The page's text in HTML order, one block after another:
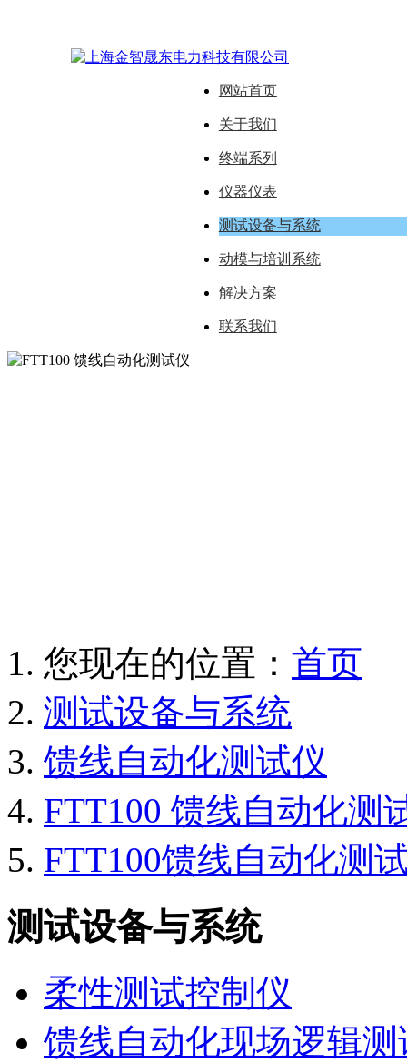
网站首页
关于我们
终端系列
仪器仪表
测试设备与系统
动模与培训系统
解决方案
联系我们
您现在的位置： 首页
测试设备与系统
馈线自动化测试仪
FTT100 馈线自动化测
FTT100馈线自动化测
测试设备与系统
柔性测试控制仪
馈线自动化现场逻辑